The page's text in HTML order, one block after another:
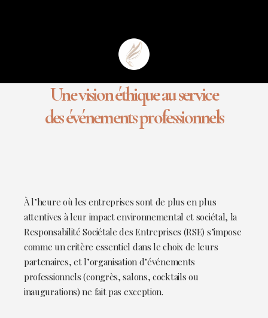
Une vision éthique au service
des événements professionnels
À l’heure où les entreprises sont de plus en plus
attentives à leur impact environnemental et sociétal, la
Responsabilité Sociétale des Entreprises (RSE) s’impose
comme un critère essentiel dans le choix de leurs
partenaires, et l’organisation d’événements
professionnels (congrès, salons, cocktails ou
inaugurations) ne fait pas exception.